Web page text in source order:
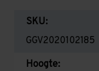
SKU:
GGV2020102185
Hoogte: